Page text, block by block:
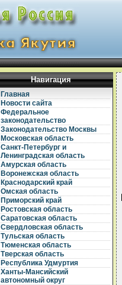
Навигация
Главная
Новости сайта
Федеральное
законодательство
Законодательство Москвы
Московская область
Санкт-Петербург и
Ленинградская область
Амурская область
Воронежская область
Краснодарский край
Омская область
Приморский край
Ростовская область
Саратовская область
Свердловская область
Тульская область
Тюменская область
Тверская область
Республика Удмуртия
Ханты-Мансийский
автономный округ